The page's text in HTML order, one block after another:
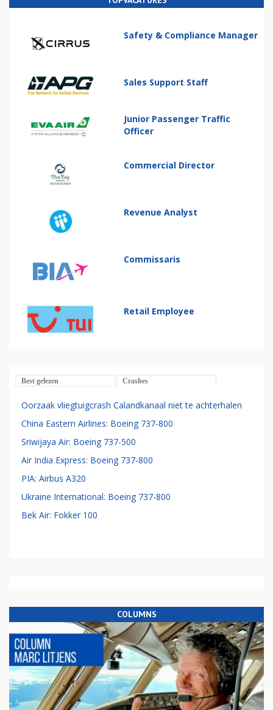
Safety & Compliance Manager
Sales Support Staff
Junior Passenger Traffic
Officer
Commercial Director
Revenue Analyst
Commissaris
Retail Employee
Best gelezen Crashes
Oorzaak vliegtuigcrash Calandkanaal niet te achterhalen
China Eastern Airlines: Boeing 737-800
Sriwijaya Air: Boeing 737-500
Air India Express: Boeing 737-800
PIA: Airbus A320
Ukraine International: Boeing 737-800
Bek Air: Fokker 100
COLUMNS